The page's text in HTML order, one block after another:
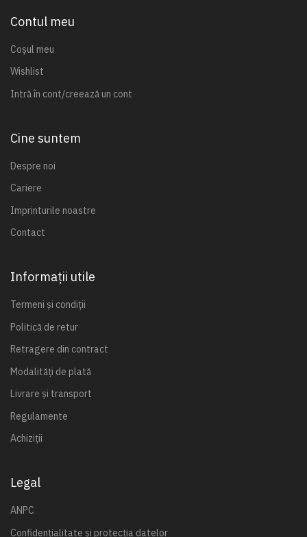
Contul meu
Coșul meu
Wishlist
Intră în cont/creează un cont
Cine suntem
Despre noi
Cariere
Imprinturile noastre
Contact
Informații utile
Termeni și condiții
Politică de retur
Retragere din contract
Modalități de plată
Livrare și transport
Regulamente
Achiziții
Legal
ANPC
Confidențialitate și protecția datelor